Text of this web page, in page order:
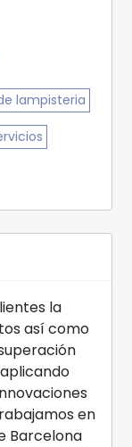
lampisteria
la
así como
en
Barcelona